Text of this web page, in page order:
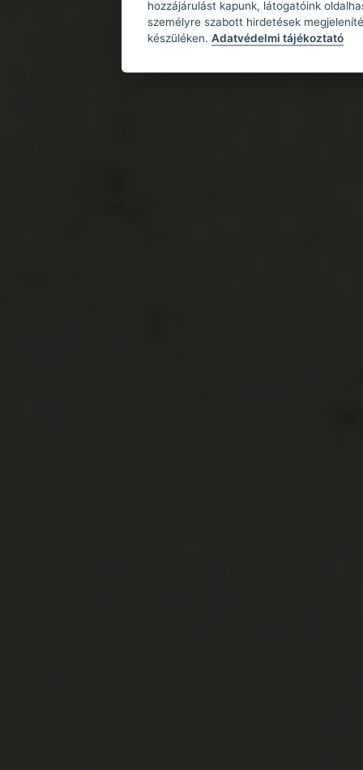
hozzájárulást kapunk, látogatóink
személyre szabott hirdetések
készüléken. Adatvédelmi tájékoztató